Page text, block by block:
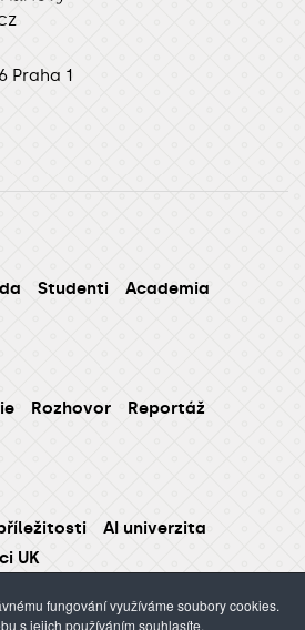
Praha 1
Studenti
Academia
Rozhovor
Reportáž
AI univerzita
UK
fungování využíváme soubory cookies.
s jejich používáním souhlasíte.